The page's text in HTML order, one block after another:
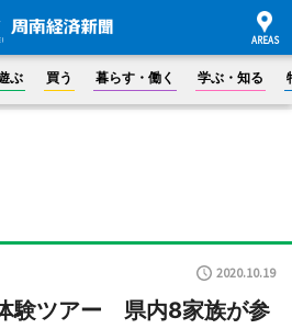
ぶ 買う 暮らす・働く 学ぶ・知る
2020.10.19
験ツアー 県内8家族が参